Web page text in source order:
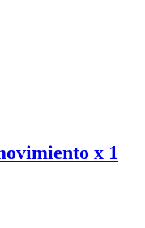
x 1